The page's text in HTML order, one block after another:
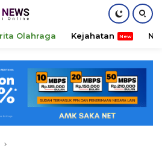
Olahraga Kejahatan